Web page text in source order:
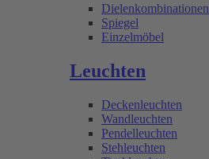
Dielenkombinationen
Spiegel
Einzelmöbel
Leuchten
Deckenleuchten
Wandleuchten
Pendelleuchten
Stehleuchten